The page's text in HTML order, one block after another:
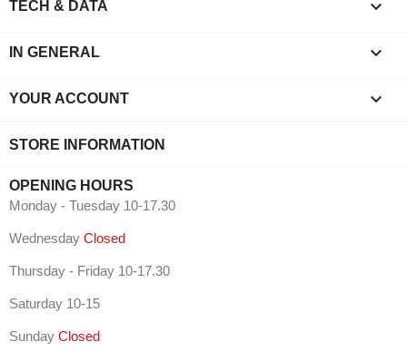
TECH & DATA 
IN GENERAL 
YOUR ACCOUNT 
STORE INFORMATION
OPENING HOURS
Monday - Tuesday 10-17.30
Wednesday Closed
Thursday - Friday 10-17.30
Saturday 10-15
Sunday Closed